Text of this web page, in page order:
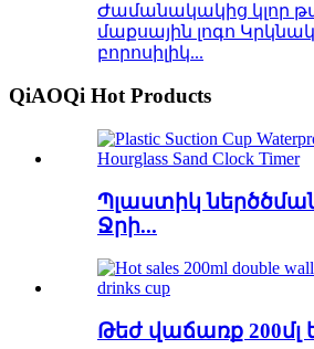
Ժամանակակից կլոր
մաքսային լոգո
բորոսիլիկ...
QiAOQi Hot Products
Պլաստիկ
Ջրի...
Թեժ վաճառք